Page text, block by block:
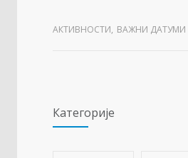
АКТИВНОСТИ, ВАЖНИ ДАТУМИ
Категорије